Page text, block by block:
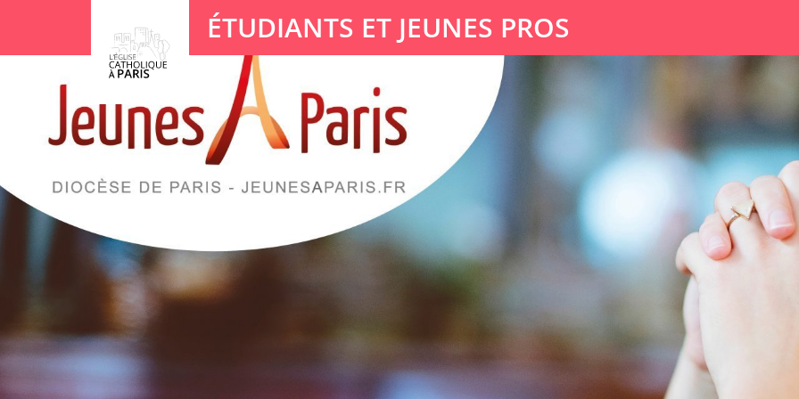
ÉTUDIANTS ET JEUNES PROS
Votre recherche
Panneau de gestion des cookies